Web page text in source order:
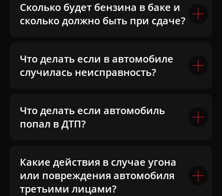
Сколько будет бензина в баке и
сколько должно быть при сдаче?
Что делать если в автомобиле
случилась неисправность?
Что делать если автомобиль
попал в ДТП?
Какие действия в случае угона
или повреждения автомобиля
третьими лицами?